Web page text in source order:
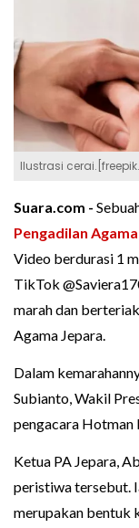
Ilustrasi
Suara.com -
Pengadilan Agama
Video berdurasi 1
TikTok
marah dan
Agama Jepara.
Dalam
Subianto, Wakil
pengacara Hotman
Ketua PA Jepara,
peristiwa tersebut.
merupakan bentuk